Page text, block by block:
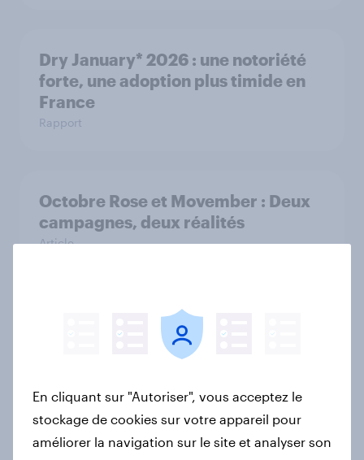
Dry January* 2026 : une notoriété
forte, une adoption plus timide en
France
Rapport
Octobre Rose et Movember : Deux
campagnes, deux réalités
Article
Découvrez les comportements et
attentes des jeunes générations en
En cliquant sur "Autoriser", vous acceptez le
stockage de cookies sur votre appareil pour
améliorer la navigation sur le site et analyser son